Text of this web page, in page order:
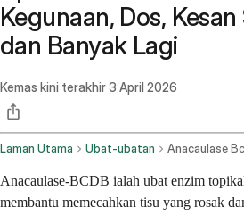
Kegunaan, Dos,
dan Banyak Lagi
Kemas kini terakhir3 April 2026
Laman Utama Ubat-ubatan
Anacaulase-BCDB ialah ubat enzim
membantu memecahkan tisu yang rosak